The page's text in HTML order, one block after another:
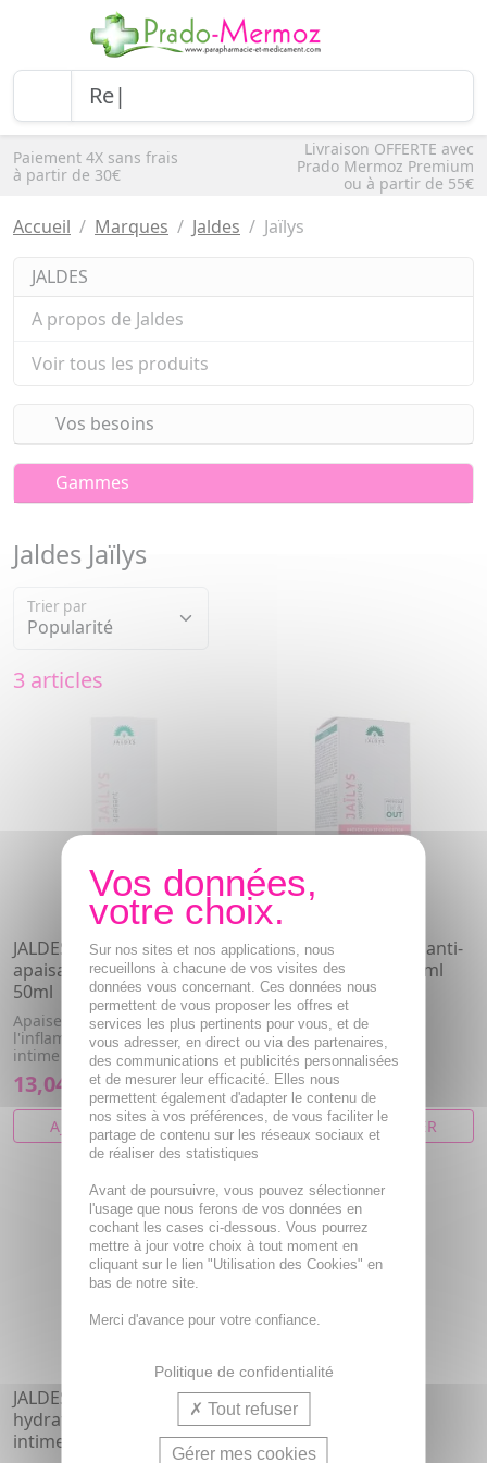
Paiement 4X sans frais
à partir de 30€
Livraison OFFERTE avec
Prado Mermoz Premium
ou à partir de 55€
Accueil Marques Jaldes Jaïlys
JALDES
A propos de Jaldes
Voir tous les produits
Vos besoins
Gammes
Jaldes Jaïlys
Trier par
3 articles
JALDES Jaïlys Baume
apaisant inconfort intime
50ml
Apaise et diminue
l'inflammation, de la zone
intime féminine.
13,04€
AJOUTER AU PANIER
JALDES Jaïlys - Crème anti-
vergetures tube 125 ml
Soin spécifique anti-
vergetures.
13,45€
AJOUTER AU PANIER
JALDES Jaïlys Fluide
hydratant sécheresse
intime 50ml
Sur nos sites et nos applications, nous
recueillons à chacune de vos visites des
données vous concernant. Ces données nous
permettent de vous proposer les offres et
services les plus pertinents pour vous, et de
vous adresser, en direct ou via des partenaires,
des communications et publicités personnalisées
et de mesurer leur efficacité. Elles nous
permettent également d'adapter le contenu de
nos sites à vos préférences, de vous faciliter le
partage de contenu sur les réseaux sociaux et
de réaliser des statistiques
Avant de poursuivre, vous pouvez sélectionner
l'usage que nous ferons de vos données en
cochant les cases ci-dessous. Vous pourrez
mettre à jour votre choix à tout moment en
cliquant sur le lien "Utilisation des Cookies" en
bas de notre site.
Merci d'avance pour votre confiance.
Politique de confidentialité
Tout refuser
Gérer mes cookies